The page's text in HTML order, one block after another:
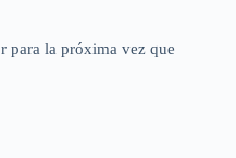
para la próxima vez que